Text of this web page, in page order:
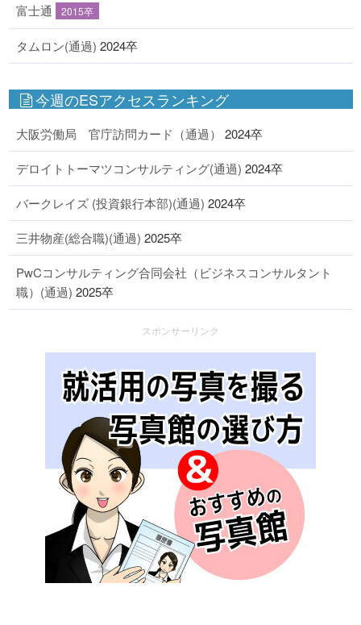
富士通 2015卒
タムロン(通過) 2024卒
今週のESアクセスランキング
大阪労働局 官庁訪問カード（通過） 2024卒
デロイトトーマツコンサルティング(通過) 2024卒
バークレイズ (投資銀行本部)(通過) 2024卒
三井物産(総合職)(通過) 2025卒
PwCコンサルティング合同会社（ビジネスコンサルタント
職）(通過) 2025卒
スポンサーリンク